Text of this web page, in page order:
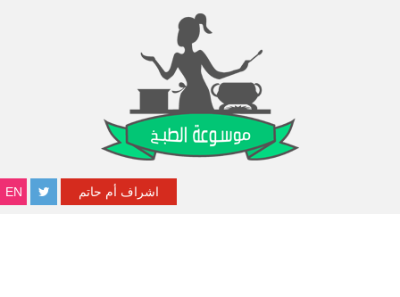
EN اشراف أم حاتم